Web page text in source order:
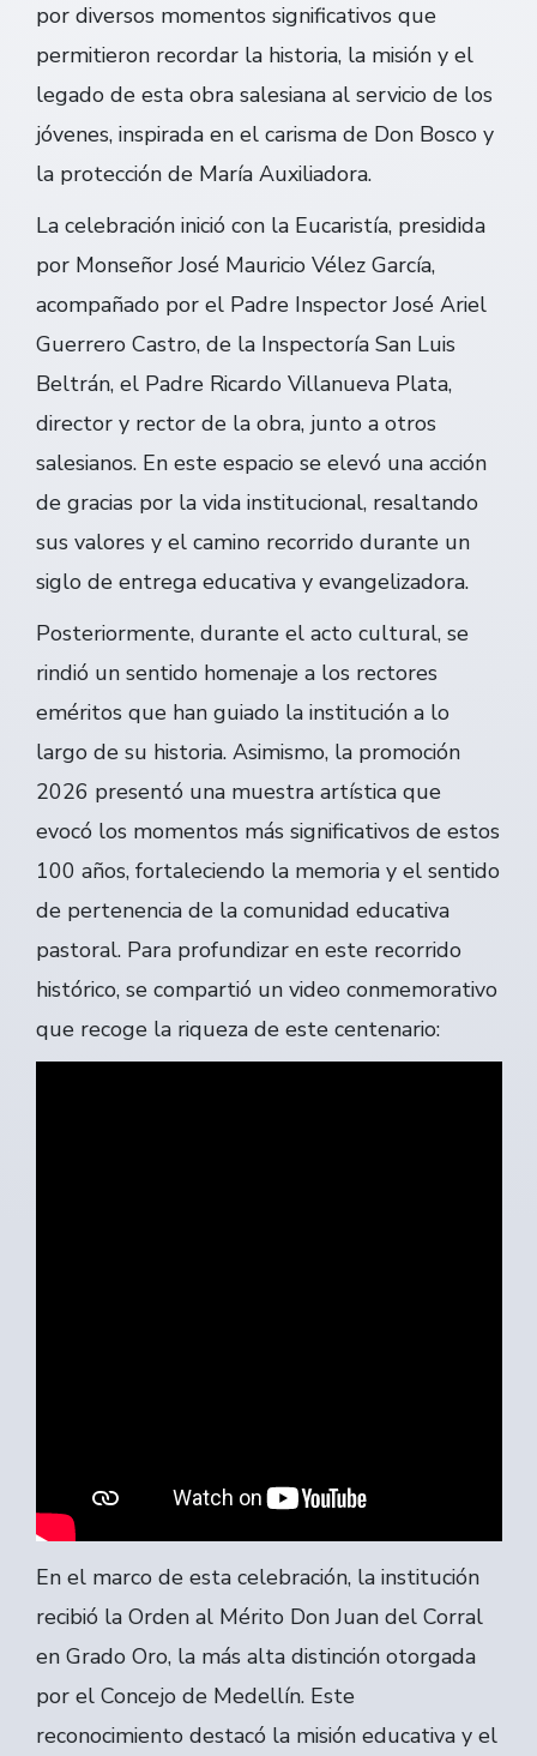
por diversos momentos significativos que
permitieron recordar la historia, la misión y el
legado de esta obra salesiana al servicio de los
jóvenes, inspirada en el carisma de Don Bosco y
la protección de María Auxiliadora.
La celebración inició con la Eucaristía, presidida
por Monseñor José Mauricio Vélez García,
acompañado por el Padre Inspector José Ariel
Guerrero Castro, de la Inspectoría San Luis
Beltrán, el Padre Ricardo Villanueva Plata,
director y rector de la obra, junto a otros
salesianos. En este espacio se elevó una acción
de gracias por la vida institucional, resaltando
sus valores y el camino recorrido durante un
siglo de entrega educativa y evangelizadora.
Posteriormente, durante el acto cultural, se
rindió un sentido homenaje a los rectores
eméritos que han guiado la institución a lo
largo de su historia. Asimismo, la promoción
2026 presentó una muestra artística que
evocó los momentos más significativos de estos
100 años, fortaleciendo la memoria y el sentido
de pertenencia de la comunidad educativa
pastoral. Para profundizar en este recorrido
histórico, se compartió un video conmemorativo
que recoge la riqueza de este centenario:
En el marco de esta celebración, la institución
recibió la Orden al Mérito Don Juan del Corral
en Grado Oro, la más alta distinción otorgada
por el Concejo de Medellín. Este
reconocimiento destacó la misión educativa y el